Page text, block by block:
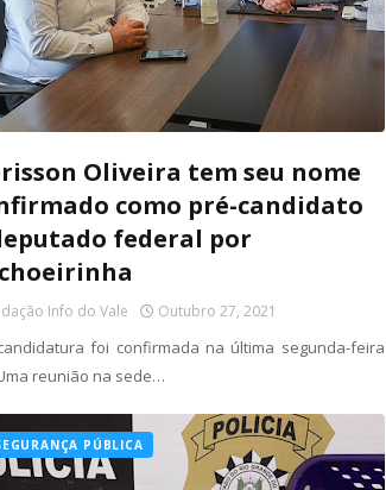
Oliveira tem seu nome
como pré-candidato
federal por
Info do Vale Outubro 27, 2021
foi confirmada na última segunda-feira
reunião na sede…
PÚBLICA